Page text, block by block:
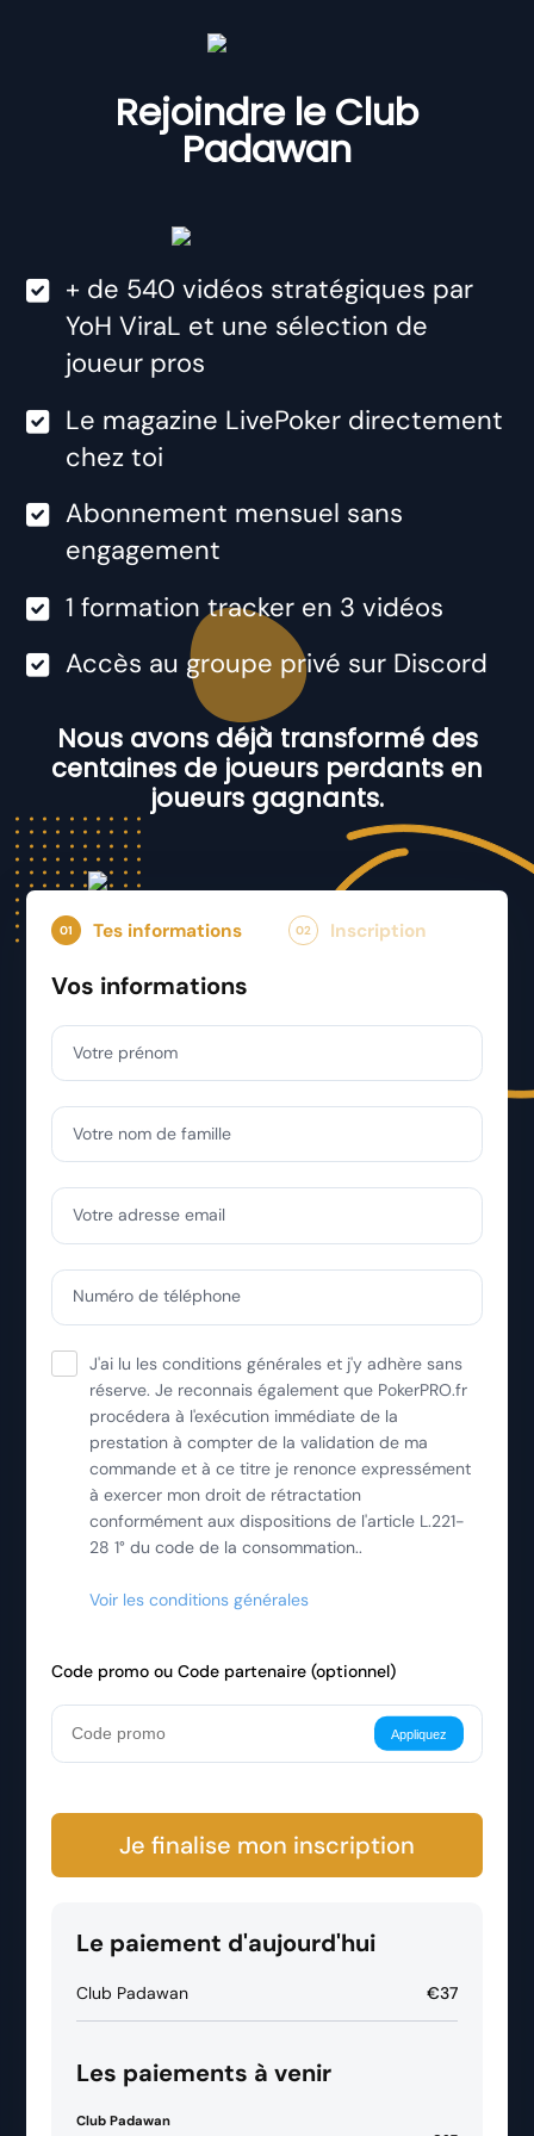
Rejoindre le Club
Padawan
+ de 540 vidéos stratégiques par
YoH ViraL et une sélection de
joueur pros
​Le magazine LivePoker directement
chez toi
​Abonnement mensuel sans
engagement
​1 formation tracker en 3 vidéos
​Accès au groupe privé sur Discord
Nous avons déjà transformé des
centaines de joueurs perdants en
joueurs gagnants.
01 Tes informations 02 Inscription
Vos informations
Votre prénom
Votre nom de famille
Votre adresse email
Numéro de téléphone
J'ai lu les conditions générales et j'y adhère sans
réserve. Je reconnais également que PokerPRO.fr
procédera à l'exécution immédiate de la
prestation à compter de la validation de ma
commande et à ce titre je renonce expressément
à exercer mon droit de rétractation
conformément aux dispositions de l'article L.221-
28 1° du code de la consommation..
Voir les conditions générales
Code promo ou Code partenaire (optionnel)
Appliquez
Je finalise mon inscription
Le paiement d'aujourd'hui
Club Padawan €37
Les paiements à venir
Club Padawan